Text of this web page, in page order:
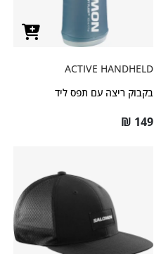
ACTIVE HANDHELD
בקבוק ריצה עם תפס ליד
₪ 149